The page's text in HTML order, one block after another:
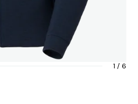
1 / 6